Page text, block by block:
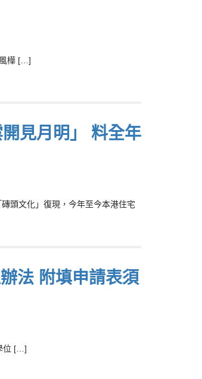
風樺 […]
見月明」 料全年
頭文化」復現，今年至今本港住宅
法 附填申請表須
位 […]